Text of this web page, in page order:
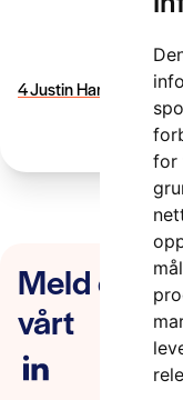
for
4 Justin Hamilton and
Meld deg
vårt